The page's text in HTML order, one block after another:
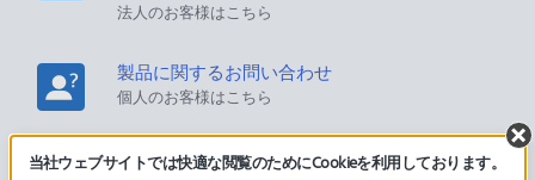
法人のお客様はこちら
製品に関するお問い合わせ
個人のお客様はこちら
ソニーストアでのお買い物に関するご利用ガイ
当社ウェブサイトでは快適な閲覧のためにCookieを利用しております。